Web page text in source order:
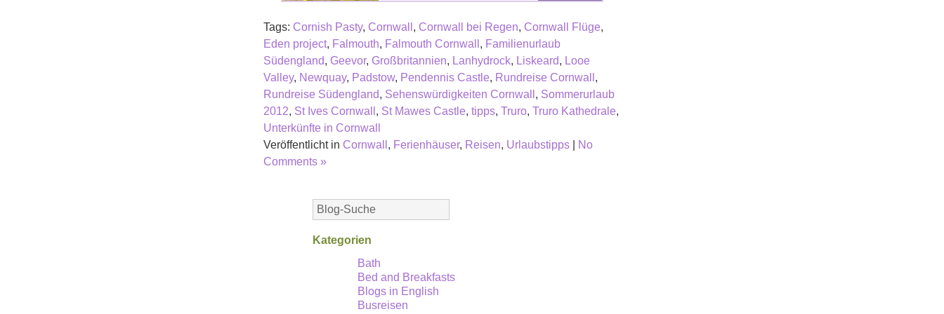
Tags: Cornish Pasty, Cornwall , Cornwall bei Regen, Cornwall Flüge,
Eden project, Falmouth, Falmouth Cornwall , Familienurlaub
Südengland, Geevor, Großbritannien, Lanhydrock, Liskeard, Looe
Valley, Newquay, Padstow, Pendennis Castle, Rundreise Cornwall ,
Rundreise Südengland, Sehenswürdigkeiten Cornwall , Sommerurlaub
2012, St Ives Cornwall , St Mawes Castle, tipps, Truro, Truro Kathedrale,
Unterkünfte in Cornwall
Veröffentlicht in Cornwall , Ferienhäuser, Reisen, Urlaubstipps|
No
Comments »
Kategorien
Bath
Bed and Breakfasts
Blogs in English
Busreisen